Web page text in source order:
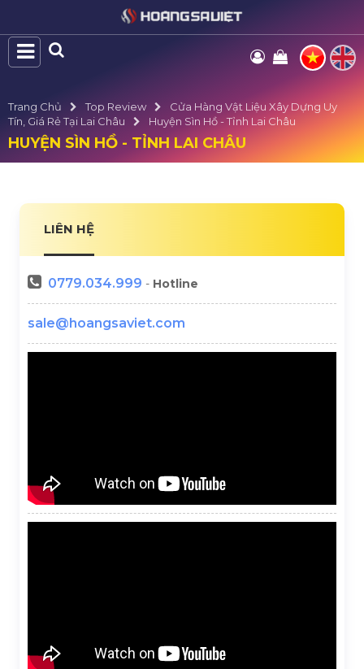
Trang Chủ Top Review
Cửa Hàng Vật Liệu Xây Dựng Uy
Tín, Giá Rẻ Tại Lai Châu
Huyện Sìn Hồ - Tỉnh Lai Châu
HUYỆN SÌN HỒ - TỈNH LAI CHÂU
LIÊN HỆ
0779.034.999 - Hotline
sale@hoangsaviet.com